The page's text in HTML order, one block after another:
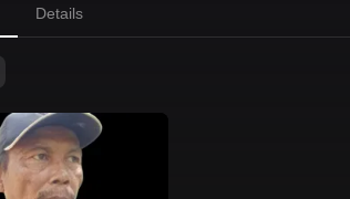
Details